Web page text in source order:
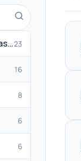
Çocuk Sağlığı ve Hastalıkları23
16
8
6
6